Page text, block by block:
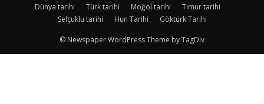
Dünya tarihi
Türk tarihi Moğol tarihi
Timur tarihi
Selçuklu tarihi
Hun Tarihi Göktürk Tarihi
© Newspaper WordPress Theme by TagDiv